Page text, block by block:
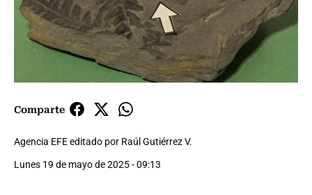
Comparte
Agencia EFE editado por Raúl Gutiérrez V.
Lunes 19 de mayo de 2025 - 09:13